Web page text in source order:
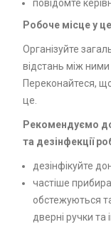
повідомте
Робоче місце у
Організуйте
відстань між
Переконайтеся,
це.
Рекомендуємо
та дезінфекції
дезінфікуйте
частіше
обстежуються
дверні ручки та